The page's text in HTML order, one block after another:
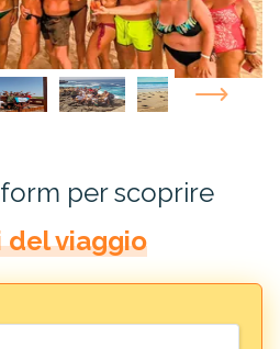
per scoprire
viaggio